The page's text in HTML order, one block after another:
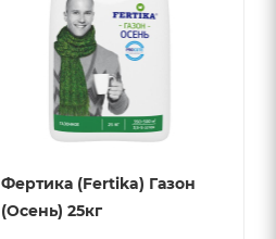
Фертика (Fertika) Газон
(Осень) 25кг